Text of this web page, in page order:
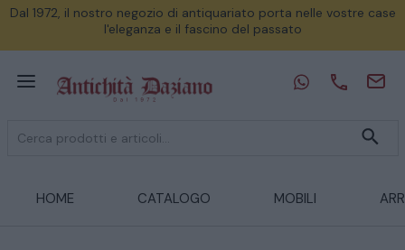
Dal 1972, il nostro negozio di antiquariato porta nelle vostre case
l'eleganza e il fascino del passato
HOME CATALOGO MOBILI